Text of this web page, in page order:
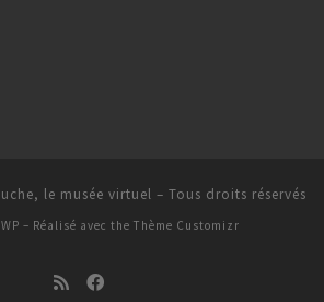
le musée virtuel – Tous droits réservés
WP – Réalisé avec the Thème Customizr